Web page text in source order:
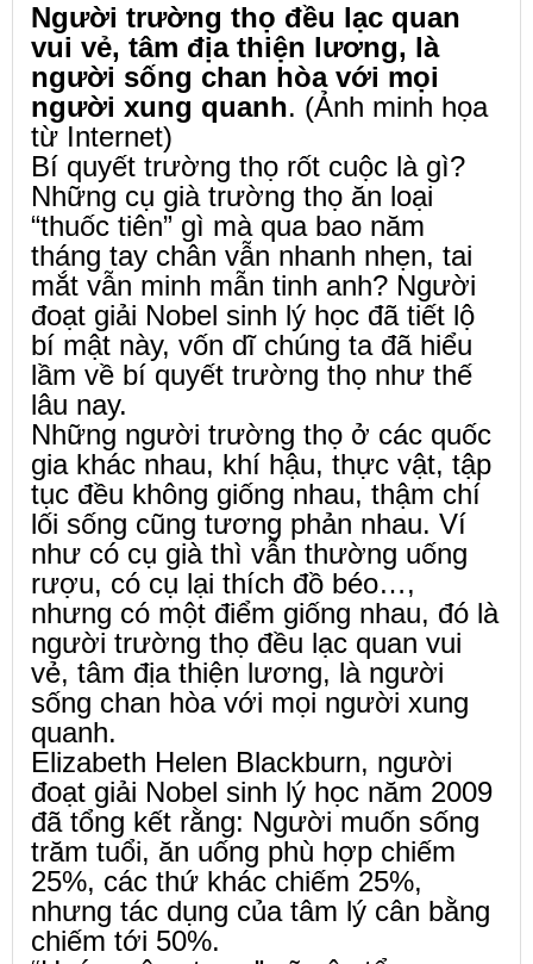
Người trường thọ đều lạc quan
vui vẻ, tâm địa thiện lương, là
người sống chan hòa với mọi
người xung quanh. (Ảnh minh họa
từ Internet)
Bí quyết trường thọ rốt cuộc là gì?
Những cụ già trường thọ ăn loại
“thuốc tiên” gì mà qua bao năm
tháng tay chân vẫn nhanh nhẹn, tai
mắt vẫn minh mẫn tinh anh? Người
đoạt giải Nobel sinh lý học đã tiết lộ
bí mật này, vốn dĩ chúng ta đã hiểu
lầm về bí quyết trường thọ như thế
lâu nay.
Những người trường thọ ở các quốc
gia khác nhau, khí hậu, thực vật, tập
tục đều không giống nhau, thậm chí
lối sống cũng tương phản nhau. Ví
như có cụ già thì vẫn thường uống
rượu, có cụ lại thích đồ béo…,
nhưng có một điểm giống nhau, đó là
người trường thọ đều lạc quan vui
vẻ, tâm địa thiện lương, là người
sống chan hòa với mọi người xung
quanh.
Elizabeth Helen Blackburn, người
đoạt giải Nobel sinh lý học năm 2009
đã tổng kết rằng: Người muốn sống
trăm tuổi, ăn uống phù hợp chiếm
25%, các thứ khác chiếm 25%,
nhưng tác dụng của tâm lý cân bằng
chiếm tới 50%.